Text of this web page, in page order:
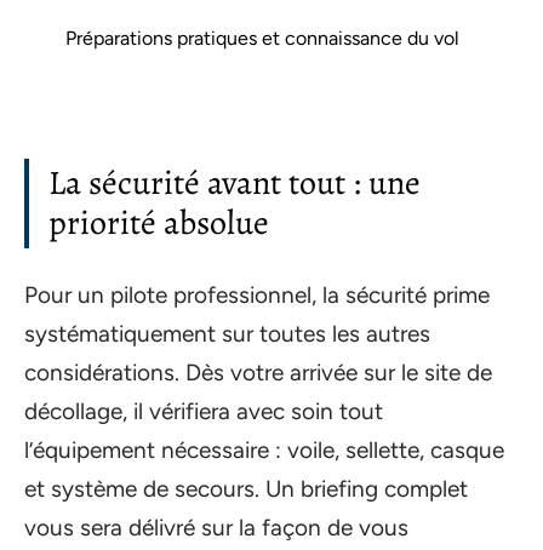
Préparations pratiques et connaissance du vol
La sécurité avant tout : une
priorité absolue
Pour un pilote professionnel, la sécurité prime
systématiquement sur toutes les autres
considérations. Dès votre arrivée sur le site de
décollage, il vérifiera avec soin tout
l’équipement nécessaire : voile, sellette, casque
et système de secours. Un briefing complet
vous sera délivré sur la façon de vous